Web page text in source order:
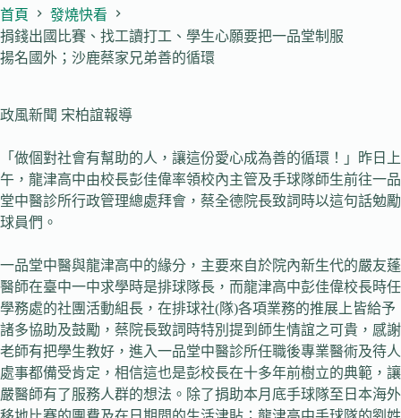
首頁
發燒快看
捐錢出國比賽、找工讀打工、學生心願要把一品堂制服
揚名國外；沙鹿蔡家兄弟善的循環
政風新聞 宋柏誼報導
「做個對社會有幫助的人，讓這份愛心成為善的循環！」昨日上
午，龍津高中由校長彭佳偉率領校內主管及手球隊師生前往一品
堂中醫診所行政管理總處拜會，蔡全德院長致詞時以這句話勉勵
球員們。
一品堂中醫與龍津高中的緣分，主要來自於院內新生代的嚴友蓬
醫師在臺中一中求學時是排球隊長，而龍津高中彭佳偉校長時任
學務處的社團活動組長，在排球社(隊)各項業務的推展上皆給予
諸多協助及鼓勵，蔡院長致詞時特別提到師生情誼之可貴，感謝
老師有把學生教好，進入一品堂中醫診所任職後專業醫術及待人
處事都備受肯定，相信這也是彭校長在十多年前樹立的典範，讓
嚴醫師有了服務人群的想法。除了捐助本月底手球隊至日本海外